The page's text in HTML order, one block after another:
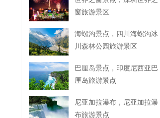
窗旅游景区
海螺沟景点，四川海螺沟冰
川森林公园旅游景区
巴厘岛景点，印度尼西亚巴
厘岛旅游景点
尼亚加拉瀑布，尼亚加拉瀑
布旅游景点